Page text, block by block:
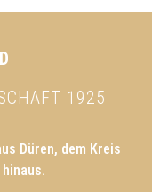
1925
Düren, dem Kreis